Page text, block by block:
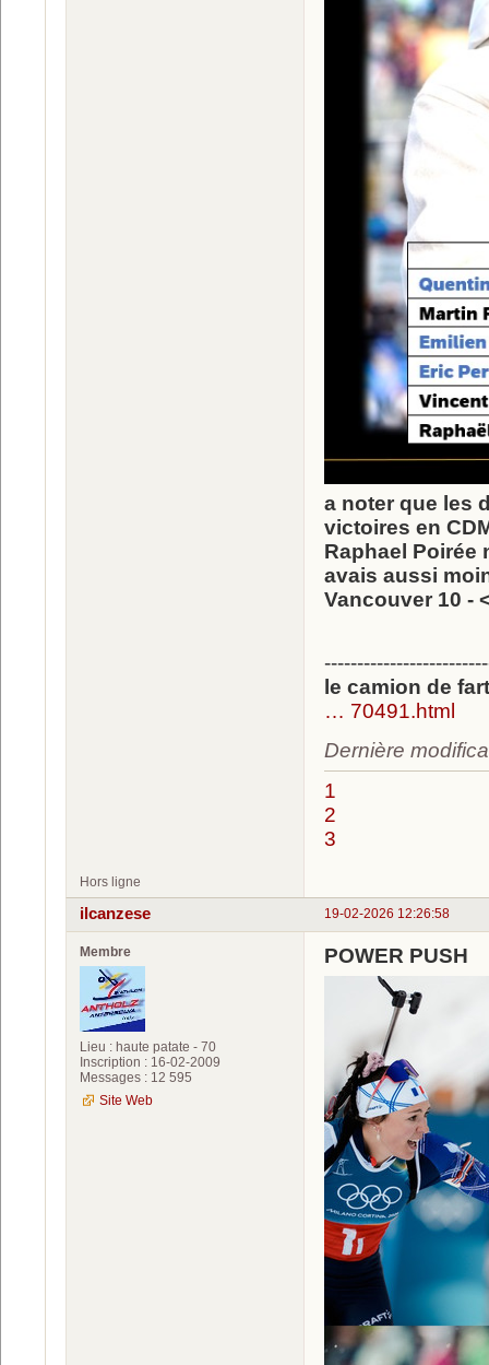
a noter que les
victoires en
Raphael Poirée
avais aussi
Vancouver 10 -
le camion de
… 70491.html
Dernière
1
2
3
Hors ligne
19-02-2026 12:26:58
ilcanzese
Membre
Lieu : haute patate - 70
Inscription : 16-02-2009
Messages : 12 595
Site Web
POWER PUSH